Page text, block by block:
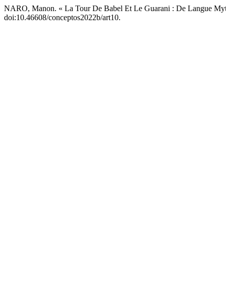
NARO, Manon. « La Tour De Babel Et Le Guarani : De Langue
doi:10.46608/conceptos2022b/art10.